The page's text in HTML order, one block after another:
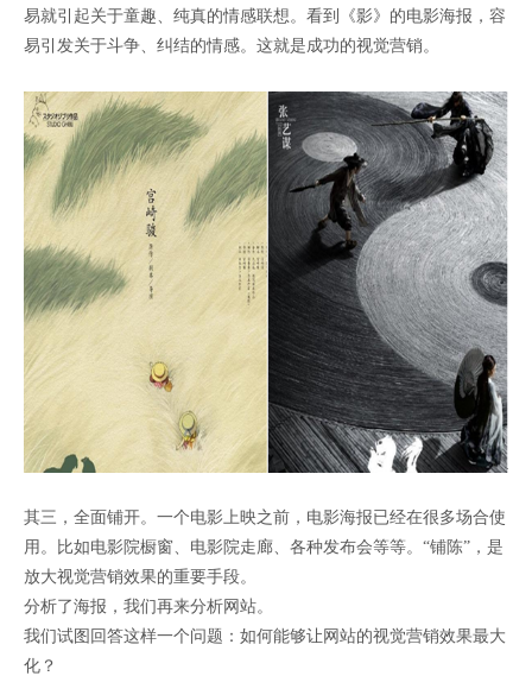
易就引起关于童趣、纯真的情感联想。看到《影》的电影海报，容
易引发关于斗争、纠结的情感。这就是成功的视觉营销。
其三，全面铺开。一个电影上映之前，电影海报已经在很多场合使
用。比如电影院橱窗、电影院走廊、各种发布会等等。“铺陈”，是
放大视觉营销效果的重要手段。
分析了海报，我们再来分析网站。
我们试图回答这样一个问题：如何能够让网站的视觉营销效果最大
化？